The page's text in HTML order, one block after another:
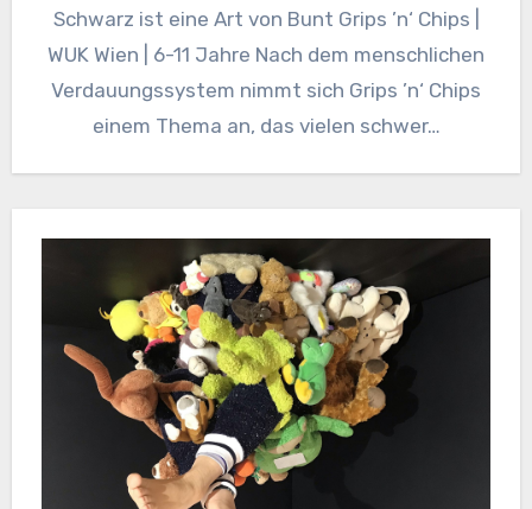
Schwarz ist eine Art von Bunt Grips ’n‘ Chips |
WUK Wien | 6-11 Jahre Nach dem menschlichen
Verdauungssystem nimmt sich Grips ’n‘ Chips
einem Thema an, das vielen schwer…